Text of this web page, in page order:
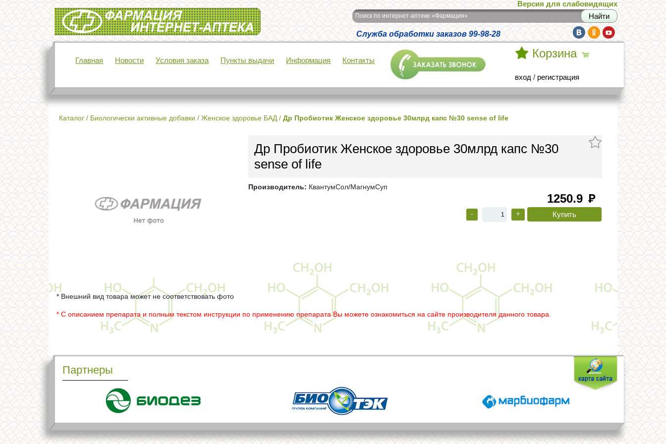
Интернет-аптека Фармация
Версия для слабовидящих
Поиск по интернет-аптеке «Фармация»
Служба обработки заказов 99-98-28
Главная Новости Условия заказа Пункты выдачи Информация Контакты
Корзина
вход / регистрация
Каталог / Биологически активные добавки / Женское здоровье БАД / Др Пробиотик Женское здоровье 30млрд капс №30 sense of life
Др Пробиотик Женское здоровье 30млрд капс №30
sense of life
Производитель: КвантумСол/МагнумСуп
1250.9 руб
- +
* Внешний вид товара может не соответствовать фото
* С описанием препарата и полным текстом инструкции по применению препарата Вы можете ознакомиться на сайте производителя данного товара.
Партнеры